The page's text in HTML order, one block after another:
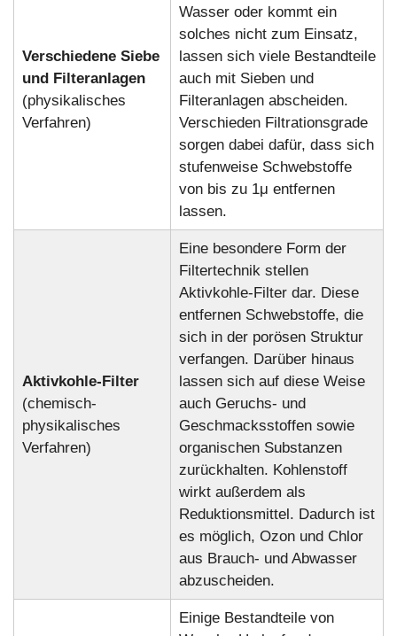
Verschiedene Siebe
und Filteranlagen
(physikalisches
Verfahren)
Wasser oder kommt ein
solches nicht zum Einsatz,
lassen sich viele Bestandteile
auch mit Sieben und
Filteranlagen abscheiden.
Verschieden Filtrationsgrade
sorgen dabei dafür, dass sich
stufenweise Schwebstoffe
von bis zu 1μ entfernen
lassen.
Aktivkohle-Filter
(chemisch-
physikalisches
Verfahren)
Eine besondere Form der
Filtertechnik stellen
Aktivkohle-Filter dar. Diese
entfernen Schwebstoffe, die
sich in der porösen Struktur
verfangen. Darüber hinaus
lassen sich auf diese Weise
auch Geruchs- und
Geschmacksstoffen sowie
organischen Substanzen
zurückhalten. Kohlenstoff
wirkt außerdem als
Reduktionsmittel. Dadurch ist
es möglich, Ozon und Chlor
aus Brauch- und Abwasser
abzuscheiden.
Einige Bestandteile von